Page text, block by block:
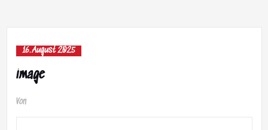
16. August 2025
image
Von